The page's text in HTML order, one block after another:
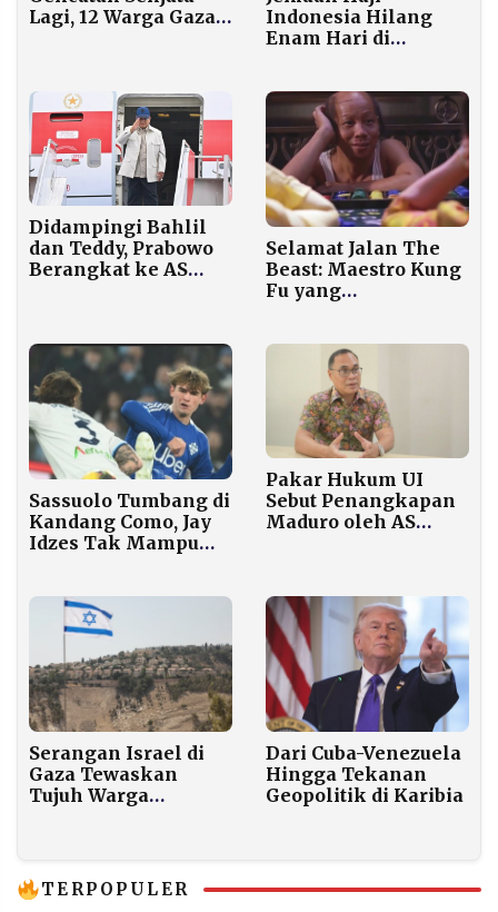
Lagi, 12 Warga Gaza
Indonesia Hilang
Enam Hari di
Pencarian Intensif
Didampingi Bahlil
dan Teddy, Prabowo
Berangkat ke AS
Selamat Jalan The
Beast: Maestro Kung
Fu yang
Anak Lewat Kung Fu
Hustle
Sassuolo Tumbang di
Kandang Como, Jay
Idzes Tak Mampu
Pakar Hukum UI
Sebut Penangkapan
Maduro oleh AS
Serangan Israel di
Gaza Tewaskan
Tujuh Warga
Dari Cuba-Venezuela
Hingga Tekanan
Geopolitik di Karibia
TERPOPULER